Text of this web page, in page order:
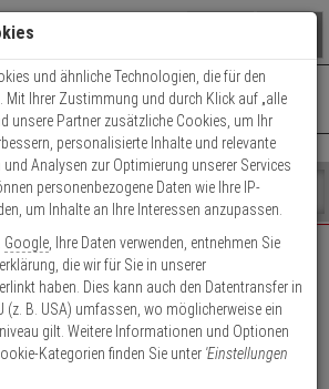
Warenkorb schließen
0 ARTIKEL IM WARENKORB
Ihr Warenkorb ist momentan leer.
Ergebnisse ()
Fertig
0Mo. - Do.: 8:00 - 16:30 | Fr.: 8:00 - 14:00 Uhr
Kontaktservice nutzen
für Privatkunden
für Ihre Sicherheit!
und ähnliche Technologien, die für den
Mit Ihrer Zustimmung und durch Klick auf „alle
unsere Partner zusätzliche Cookies, um Ihr
personalisierte Inhalte und relevante
Analysen zur Optimierung unserer Services
personenbezogene Daten wie Ihre IP-
um Inhalte an Ihre Interessen anzupassen.
Google , Ihre Daten verwenden, entnehmen Sie
die wir für Sie in unserer
haben. Dies kann auch den Datentransfer in
(z. B. USA) umfassen, wo möglicherweise ein
gilt. Weitere Informationen und Optionen
Kategorien finden Sie unter 'Einstellungen